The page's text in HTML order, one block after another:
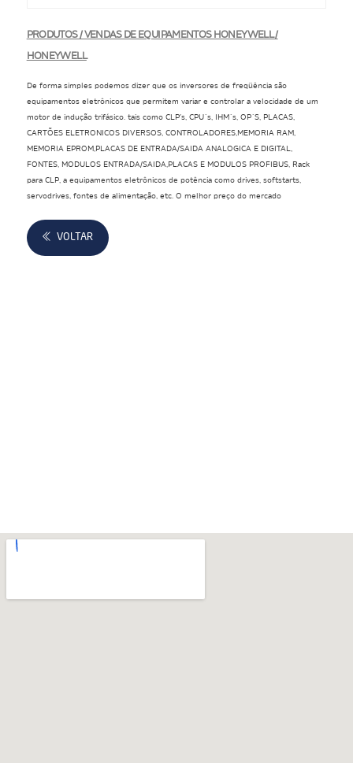
PRODUTOS / VENDAS DE EQUIPAMENTOS HONEYWELL /
HONEYWELL
De forma simples podemos dizer que os inversores de freqüência são
equipamentos eletrônicos que permitem variar e controlar a velocidade de um
motor de indução trifásico. tais como CLP’s, CPU´s, IHM´s, OP´S, PLACAS,
CARTÕES ELETRONICOS DIVERSOS, CONTROLADORES,MEMORIA RAM,
MEMORIA EPROM,PLACAS DE ENTRADA/SAIDA ANALOGICA E DIGITAL,
FONTES, MODULOS ENTRADA/SAIDA,PLACAS E MODULOS PROFIBUS, Rack
para CLP, a equipamentos eletrônicos de potência como drives, softstarts,
servodrives, fontes de alimentação, etc. O melhor preço do mercado
VOLTAR